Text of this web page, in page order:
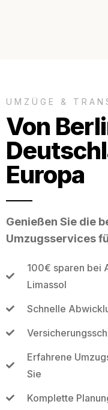
UMZÜGE &
Von
Europa
Genießen Sie die
Umzugsservices
100€ sparen bei
Limassol
Schnelle
Erfahrene
Sie
Komplette